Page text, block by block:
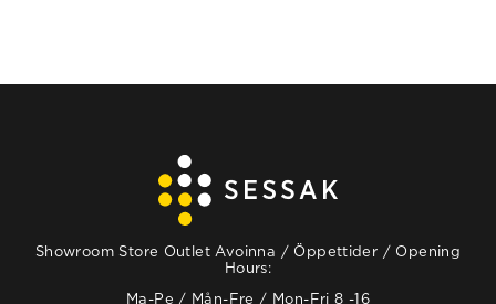
Showroom Store Outlet Avoinna / Öppettider / Opening
Hours:
Ma-Pe / Mån-Fre / Mon-Fri 8 -16